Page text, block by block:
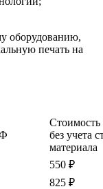
оборудованию,
печать на
Стоимость
без учета
материала
550 ₽
825 ₽